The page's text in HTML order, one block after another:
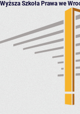
Wyższa Szkoła Prawa we